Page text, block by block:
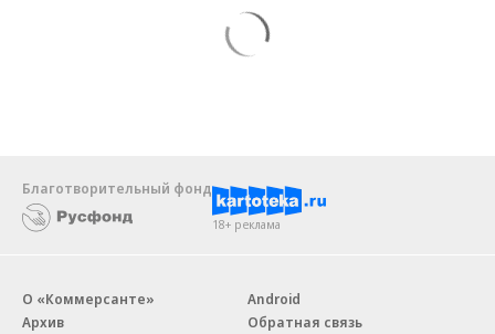
Благотворительный фонд
18+ реклама
О «Коммерсанте»
Архив
Android
Обратная связь